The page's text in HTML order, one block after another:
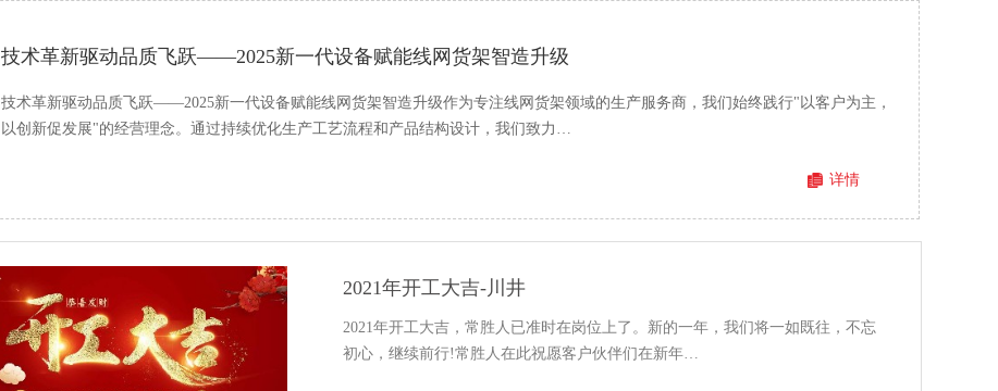
技术革新驱动品质飞跃——2025新一代设备赋能线网货架智造升级
技术革新驱动品质飞跃——2025新一代设备赋能线网货架智造升级作为专注线网货架领域的生产服务商，我们始终践行"以客户为主，
以创新促发展"的经营理念。通过持续优化生产工艺流程和产品结构设计，我们致力…
详情
2021年开工大吉-川井
2021年开工大吉，常胜人已准时在岗位上了。新的一年，我们将一如既往，不忘
初心，继续前行!常胜人在此祝愿客户伙伴们在新年…